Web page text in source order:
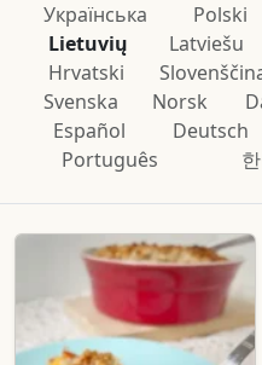
Українська Polski
Lietuvių
Latviešu
Hrvatski
Svenska
Norsk
Español
Deutsch
Português